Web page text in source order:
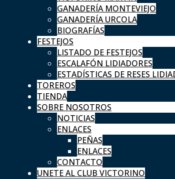
GANADERÍA MONTEVIEJO
GANADERÍA URCOLA
BIOGRAFÍAS
FESTEJOS
LISTADO DE FESTEJOS
ESCALAFÓN LIDIADORES
ESTADÍSTICAS DE RESES
TOREROS
TIENDA
SOBRE NOSOTROS
NOTICIAS
ENLACES
PEÑAS
ENLACES
CONTACTO
UNETE AL CLUB VICTORINO